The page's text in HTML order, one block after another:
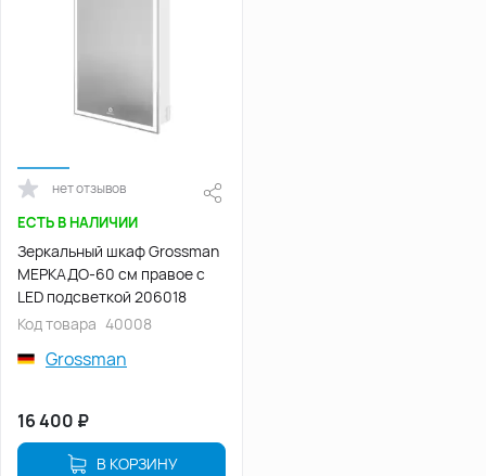
нет отзывов
ЕСТЬ В НАЛИЧИИ
Зеркальный шкаф Grossman
МЕРКАДО-60 см правое с
LED подсветкой 206018
Код товара 40008
Grossman
16 400 ₽
В КОРЗИНУ